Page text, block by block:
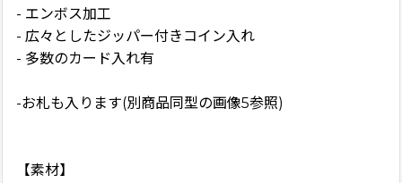
- エンボス加工
- 広々としたジッパー付きコイン入れ
- 多数のカード入れ有
-お札も入ります(別商品同型の画像5参照)
【素材】